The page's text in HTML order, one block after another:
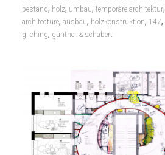
bestand, holz, umbau, temporäre architektur,
architecture, ausbau, holzkonstruktion, 147,
gilching, günther & schabert